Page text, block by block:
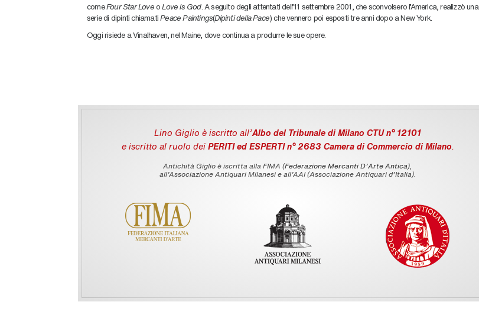
comeFour Star LoveoLove is God. A seguito degli attentati dell’11 settembre 2001, che sconvolsero l’America, realizzò una
serie di dipinti chiamatiPeace Paintings(Dipinti della Pace) che vennero poi esposti tre anni dopo a New York.
Oggi risiede a Vinalhaven, nel Maine, dove continua a produrre le sue opere.
Lino Giglio è iscritto all'Albo del Tribunale di Milano CTU n° 12101
e iscritto al ruolo dei PERITI ed ESPERTI n° 2683 Camera di Commercio di Milano.
Antichità Giglio è iscritta alla FIMA (Federazione Mercanti D'Arte Antica),
all’Associazione Antiquari Milanesi e all’AAI (Associazione Antiquari d’Italia).